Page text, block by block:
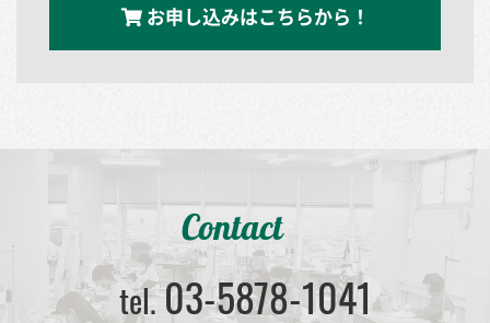
お申し込みはこちらから！
Contact
tel.03-5878-1041